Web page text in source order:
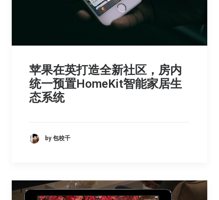
苹果在英打造全新社区，房内
统一预置HomeKit智能家居生
态系统
by 包校千